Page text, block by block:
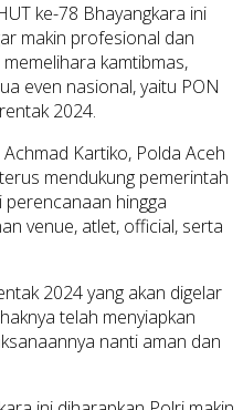
ke-78 Bhayangkara ini
makin profesional dan
kamtibmas,
even nasional, yaitu PON
2024.
Kartiko, Polda Aceh
mendukung pemerintah
perencanaan hingga
venue, atlet, official, serta
2024 yang akan digelar
telah menyiapkan
nanti aman dan